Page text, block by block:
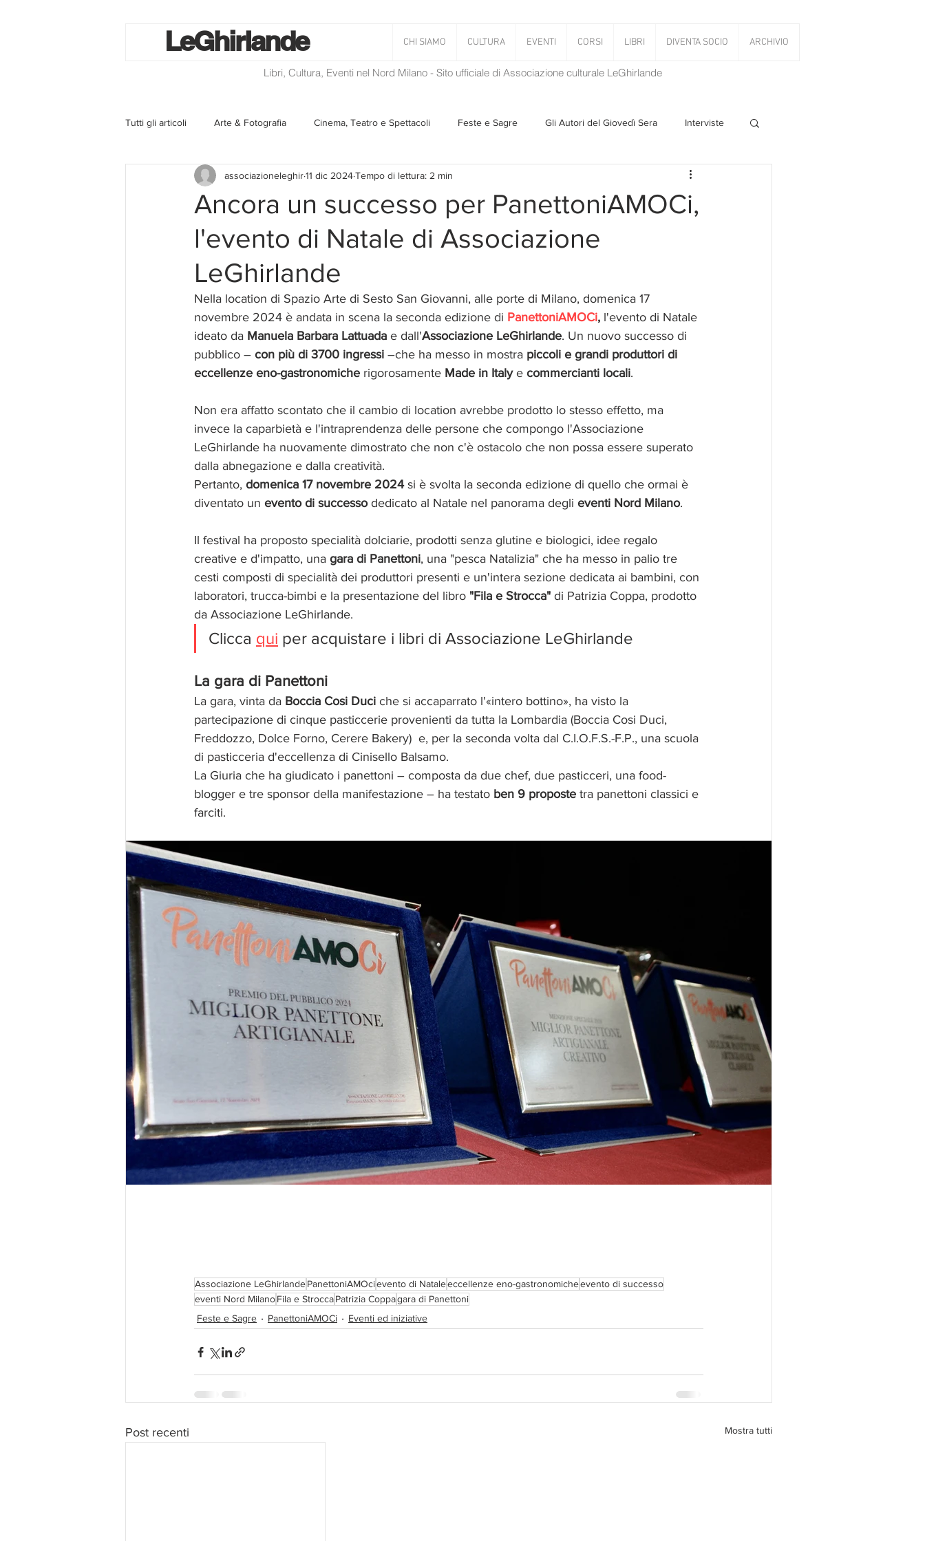
CHI SIAMO CULTURA EVENTI CORSI LIBRI DIVENTA SOCIO ARCHIVIO
LeGhirlande
Libri, Cultura, Eventi nel Nord Milano - Sito ufficiale di Associazione culturale LeGhirlande
Tutti gli articoli Arte & Fotografia Cinema, Teatro e Spettacoli Feste e Sagre Gli Autori del Giovedì Sera Interviste
La lotteria degli scontrini Libri Musica Storie Taciute
Eventi ed iniziative Utilità Il Blog di Mirabilis Salvaguardia dell'ambiente Ambiente
Ancora un successo per PanettoniAMOCi,
l'evento di Natale di Associazione
LeGhirlande
associazioneleghir11 dic 2024Tempo di lettura: 2 min
Nella location di Spazio Arte di Sesto San Giovanni, alle porte di Milano, domenica 17
novembre 2024 è andata in scena la seconda edizione di PanettoniAMOCi, l'evento di Natale
ideato da Manuela Barbara Lattuada e dall'Associazione LeGhirlande. Un nuovo successo di
pubblico – con più di 3700 ingressi –che ha messo in mostra piccoli e grandi produttori di
eccellenze eno-gastronomiche rigorosamente Made in Italy e commercianti locali.
Non era affatto scontato che il cambio di location avrebbe prodotto lo stesso effetto, ma
invece la caparbietà e l'intraprendenza delle persone che compongo l'Associazione
LeGhirlande ha nuovamente dimostrato che non c'è ostacolo che non possa essere superato
dalla abnegazione e dalla creatività.
Pertanto, domenica 17 novembre 2024 si è svolta la seconda edizione di quello che ormai è
diventato un evento di successo dedicato al Natale nel panorama degli eventi Nord Milano.
Il festival ha proposto specialità dolciarie, prodotti senza glutine e biologici, idee regalo
creative e d'impatto, una gara di Panettoni, una "pesca Natalizia" che ha messo in palio tre
cesti composti di specialità dei produttori presenti e un'intera sezione dedicata ai bambini, con
laboratori, trucca-bimbi e la presentazione del libro "Fila e Strocca" di Patrizia Coppa, prodotto
da Associazione LeGhirlande.
Clicca qui per acquistare i libri di Associazione LeGhirlande
La gara di Panettoni
La gara, vinta da Boccia Cosi Duci che si accaparrato l'«intero bottino», ha visto la
partecipazione di cinque pasticcerie provenienti da tutta la Lombardia (Boccia Cosi Duci,
Freddozzo, Dolce Forno, Cerere Bakery) e, per la seconda volta dal C.I.O.F.S.-F.P., una scuola
di pasticceria d'eccellenza di Cinisello Balsamo.
La Giuria che ha giudicato i panettoni – composta da due chef, due pasticceri, una food-
blogger e tre sponsor della manifestazione – ha testato ben 9 proposte tra panettoni classici e
farciti.
Associazione LeGhirlandePanettoniAMOcievento di Nataleeccellenze eno-gastronomicheevento di successo
eventi Nord MilanoFila e StroccaPatrizia Coppagara di Panettoni
Feste e Sagre
PanettoniAMOCi Eventi ed iniziative
Post recenti Mostra tutti